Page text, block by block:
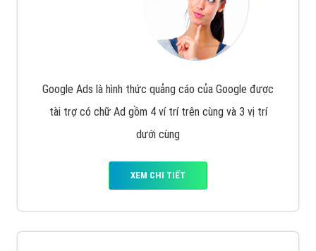
Google Ads là hình thức quảng cáo của Google được
tài trợ có chữ Ad gồm 4 ví trí trên cùng và 3 vị trí
dưới cùng
XEM CHI TIẾT